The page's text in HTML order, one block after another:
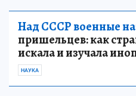
Над СССР военные
пришельцев: как
искала и изучала
НАУКА